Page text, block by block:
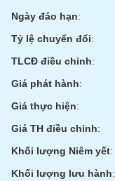
Ngày đáo hạn:
Tỷ lệ chuyển đổi:
TLCĐ điều chỉnh:
Giá phát hành:
Giá thực hiện:
Giá TH điều chỉnh:
Khối lượng Niêm yết:
Khối lượng lưu hành:
THIẾT
YẾU
CHĂM